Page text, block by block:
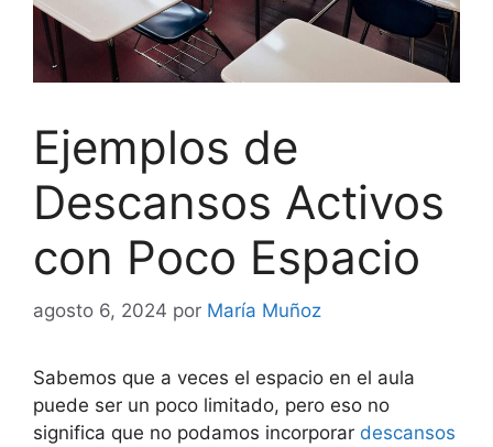
Ejemplos de
Descansos Activos
con Poco Espacio
agosto 6, 2024 por María Muñoz
Sabemos que a veces el espacio en el aula
puede ser un poco limitado, pero eso no
significa que no podamos incorporar descansos